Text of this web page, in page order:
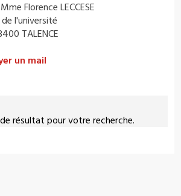
résultat pour votre recherche.
Mme Florence LECCESE
l'université
TALENCE
un mail